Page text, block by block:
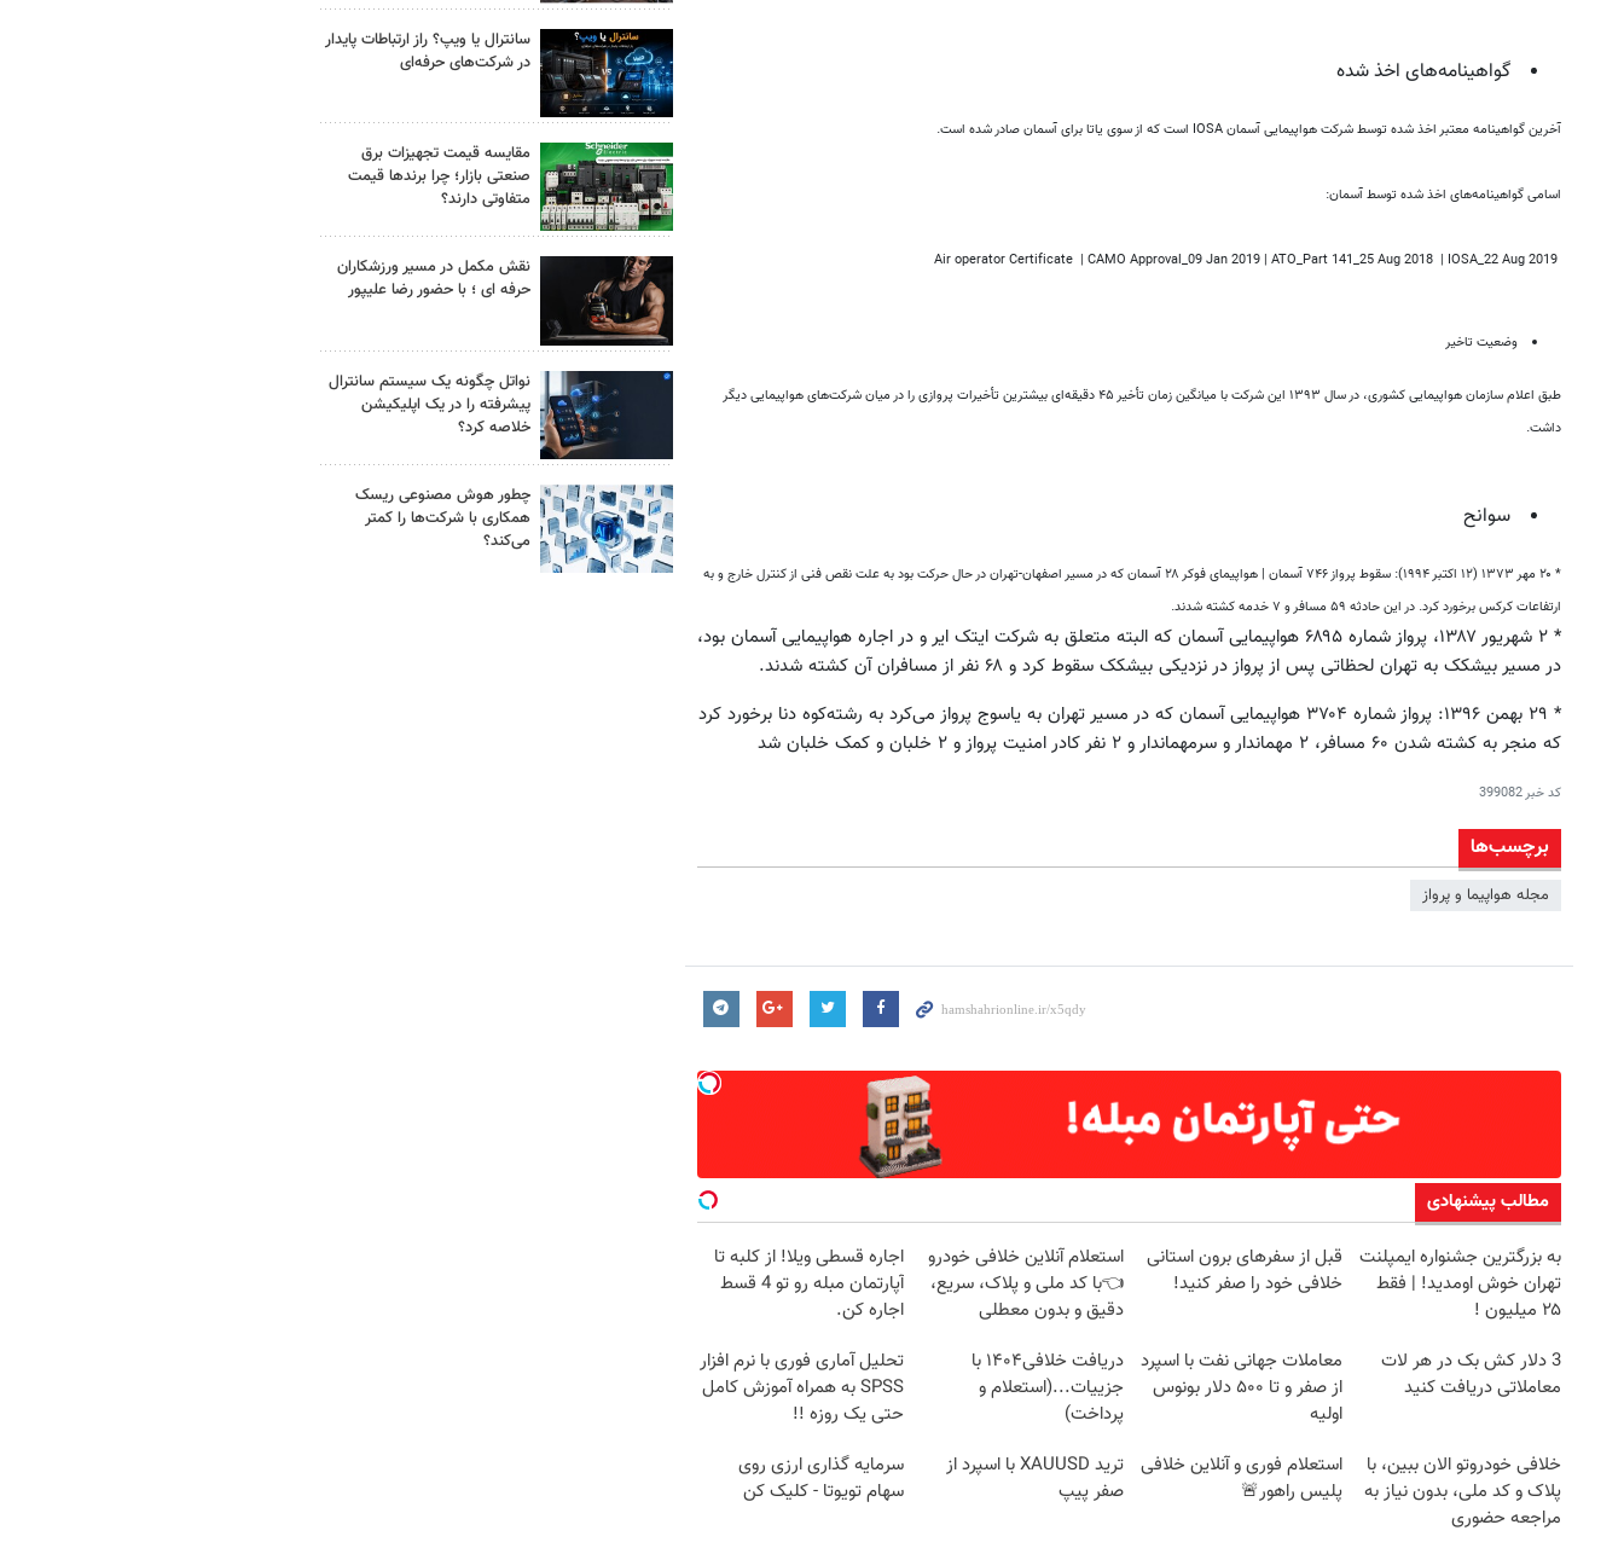
گواهینامه‌های اخذ شده
آخرین گواهینامه معتبر اخذ شده توسط شرکت هواپیمایی آسمان IOSA است که از سوی یاتا برای آسمان صادر شده است.
اسامی گواهینامه‌های اخذ شده توسط آسمان:
Air operator Certificate | CAMO Approval_09 Jan 2019 | ATO_Part 141_25 Aug 2018 | IOSA_22 Aug 2019
وضعیت تاخیر
طبق اعلام سازمان هواپیمایی کشوری، در سال ۱۳۹۳ این شرکت با میانگین زمان تأخیر ۴۵ دقیقه‌ای بیشترین تأخیرات پروازی را در میان شرکت‌های هواپیمایی دیگر
داشت.
سوانح
* ۲۰ مهر ۱۳۷۳ (۱۲ اکتبر ۱۹۹۴): سقوط پرواز ۷۴۶ آسمان | هواپیمای فوکر ۲۸ آسمان که در مسیر اصفهان-تهران در حال حرکت بود به علت نقص فنی از کنترل خارج و به
ارتفاعات کرکس برخورد کرد. در این حادثه ۵۹ مسافر و ۷ خدمه کشته شدند.
* ۲ شهریور ۱۳۸۷، پرواز شماره ۶۸۹۵ هواپیمایی آسمان که البته متعلق به شرکت ایتک ایر و در اجاره هواپیمایی آسمان بود،
در مسیر بیشکک به تهران لحظاتی پس از پرواز در نزدیکی بیشکک سقوط کرد و ۶۸ نفر از مسافران آن کشته شدند.
* ۲۹ بهمن ۱۳۹۶: پرواز شماره ۳۷۰۴ هواپیمایی آسمان که در مسیر تهران به یاسوج پرواز می‌کرد به رشته‌کوه دنا برخورد کرد
که منجر به کشته شدن ۶۰ مسافر، ۲ مهماندار و سرمهماندار و ۲ نفر کادر امنیت پرواز و ۲ خلبان و کمک خلبان شد
کد خبر399082
برچسب‌ها
مجله هواپیما و پرواز
مطالب پیشنهادی
به بزرگترین جشنواره ایمپلنت
تهران خوش اومدید! | فقط
۲۵ میلیون !
قبل از سفرهای برون استانی
خلافی خود را صفر کنید!
استعلام آنلاین خلافی خودرو
👈با کد ملی و پلاک، سریع،
دقیق و بدون معطلی
اجاره‌ قسطی ویلا! از کلبه تا
آپارتمان مبله رو تو 4 قسط
اجاره کن.
3 دلار کش بک در هر لات
معاملاتی دریافت کنید
معاملات جهانی نفت با اسپرد
از صفر و تا ۵۰۰ دلار بونوس
اولیه
دریافت خلافی۱۴۰۴ با
جزییات...(استعلام و
پرداخت)
تحلیل آماری فوری با نرم افزار
SPSS به همراه آموزش کامل
حتی یک روزه !!
خلافی خودروتو الان ببین، با
پلاک و کد ملی، بدون نیاز به
مراجعه حضوری
استعلام فوری و آنلاین خلافی
پلیس راهور🚨
ترید XAUUSD با اسپرد از
صفر پیپ
سرمایه گذاری ارزی روی
سهام تویوتا - کلیک کن
سانترال یا ویپ؟ راز ارتباطات پایدار
در شرکت‌های حرفه‌ای
مقایسه قیمت تجهیزات برق
صنعتی بازار؛ چرا برندها قیمت
متفاوتی دارند؟
نقش مکمل در مسیر ورزشکاران
حرفه ای ؛ با حضور رضا علیپور
نواتل چگونه یک سیستم سانترال
پیشرفته را در یک اپلیکیشن
خلاصه کرد؟
چطور هوش مصنوعی ریسک
همکاری با شرکت‌ها را کمتر
می‌کند؟